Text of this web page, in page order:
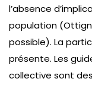
l’absence
population
possible). La
présente. Les
collective sont